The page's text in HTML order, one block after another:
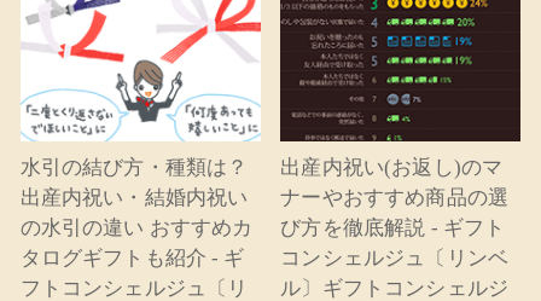
水引の結び方・種類は？
出産内祝い・結婚内祝い
の水引の違い おすすめカ
タログギフトも紹介 - ギ
フトコンシェルジュ〔リ
出産内祝い(お返し)のマ
ナーやおすすめ商品の選
び方を徹底解説 - ギフト
コンシェルジュ〔リンベ
ル〕ギフトコンシェルジ